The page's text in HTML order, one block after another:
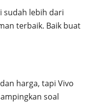
sudah lebih dari
terbaik. Baik buat
harga, tapi Vivo
soal